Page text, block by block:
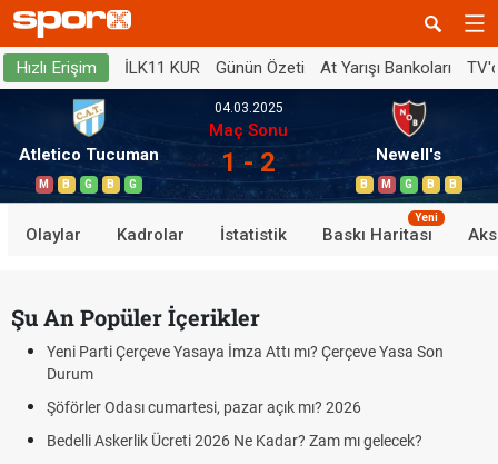
Hızlı Erişim İLK11 KUR Günün Özeti At Yarışı Bankoları
Atletico Tucuman
M B G B G
04.03.2025
Maç Sonu
1 - 2 Newell's
B M G B B
Olaylar Kadrolar İstatistik Baskı Haritası
Yeni
Şu An Popüler İçerikler
Yeni Parti Çerçeve Yasaya İmza Attı mı? Çerçeve Yasa Son
Durum
Şöförler Odası cumartesi, pazar açık mı? 2026
Bedelli Askerlik Ücreti 2026 Ne Kadar? Zam mı gelecek?